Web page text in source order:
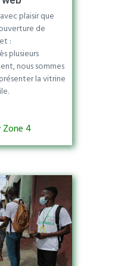
plaisir que
de
:
plusieurs
nous sommes
la vitrine
Zone 4